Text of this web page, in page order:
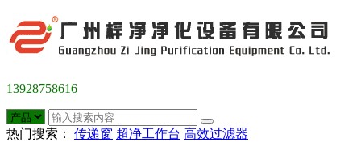
13928758616
热门搜索： 传递窗 超净工作台 高效过滤器